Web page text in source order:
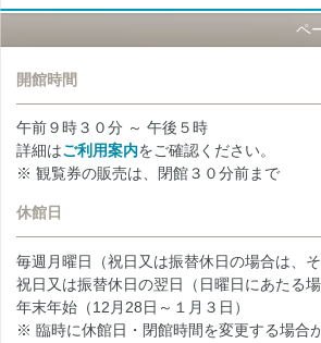
ペ
開館時間
午前９時３０分 ～ 午後５時
詳細はご利用案内をご確認ください。
※ 観覧券の販売は、閉館３０分前まで
休館日
毎週月曜日（祝日又は振替休日の場合は、そ
祝日又は振替休日の翌日（日曜日にあたる場
年末年始（12月28日～１月３日）
※ 臨時に休館日・閉館時間を変更する場合